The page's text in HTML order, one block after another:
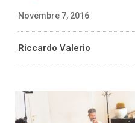
Novembre 7, 2016
Riccardo Valerio